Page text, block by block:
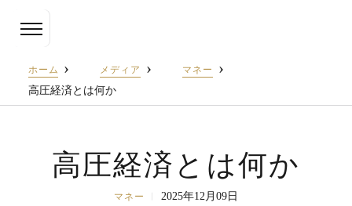
不
運
用
善・
ホーム メディア マネー
高圧経済とは何か
高圧経済とは何か
マネー 2025年12月09日